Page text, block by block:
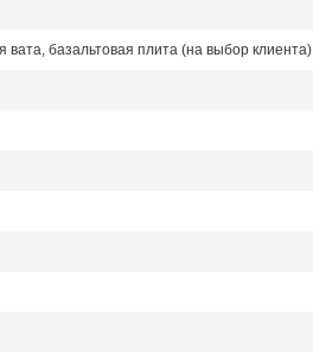
базальтовая плита (на выбор клиента)